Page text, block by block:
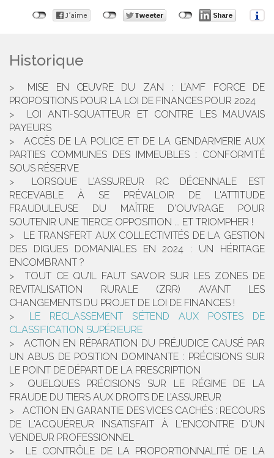
Historique
MISE EN ŒUVRE DU ZAN : L’AMF FORCE DE
PROPOSITIONS POUR LA LOI DE FINANCES POUR 2024
LOI ANTI-SQUATTEUR ET CONTRE LES MAUVAIS
PAYEURS
ACCÈS DE LA POLICE ET DE LA GENDARMERIE AUX
PARTIES COMMUNES DES IMMEUBLES : CONFORMITÉ
SOUS RÉSERVE
LORSQUE L'ASSUREUR RC DÉCENNALE EST
RECEVABLE À SE PRÉVALOIR DE L'ATTITUDE
FRAUDULEUSE DU MAÎTRE D'OUVRAGE POUR
SOUTENIR UNE TIERCE OPPOSITION ... ET TRIOMPHER !
LE TRANSFERT AUX COLLECTIVITÉS DE LA GESTION
DES DIGUES DOMANIALES EN 2024 : UN HÉRITAGE
ENCOMBRANT ?
TOUT CE QU’IL FAUT SAVOIR SUR LES ZONES DE
REVITALISATION RURALE (ZRR) AVANT LES
CHANGEMENTS DU PROJET DE LOI DE FINANCES !
LE RECLASSEMENT S’ÉTEND AUX POSTES DE
CLASSIFICATION SUPÉRIEURE
ACTION EN RÉPARATION DU PRÉJUDICE CAUSÉ PAR
UN ABUS DE POSITION DOMINANTE : PRÉCISIONS SUR
LE POINT DE DÉPART DE LA PRESCRIPTION
QUELQUES PRÉCISIONS SUR LE RÉGIME DE LA
FRAUDE DU TIERS AUX DROITS DE L’ASSUREUR
ACTION EN GARANTIE DES VICES CACHÉS : RECOURS
DE L'ACQUÉREUR INSATISFAIT À L'ENCONTRE D'UN
VENDEUR PROFESSIONNEL
LE CONTRÔLE DE LA PROPORTIONNALITÉ DE LA